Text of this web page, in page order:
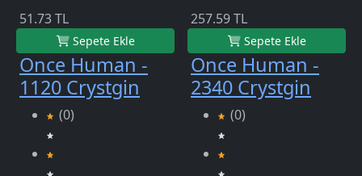
51.73 TL
Sepete Ekle
257.59 TL
Sepete Ekle
Once Human -
1120 Crystgin
(0)
Once Human -
2340 Crystgin
(0)